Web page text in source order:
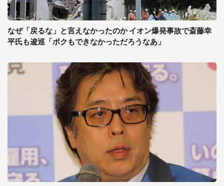
なぜ「戻るな」と言えなかったのか イオン爆発事故で斎藤幸
平氏も逡巡「ボクもできなかっただろうなあ」